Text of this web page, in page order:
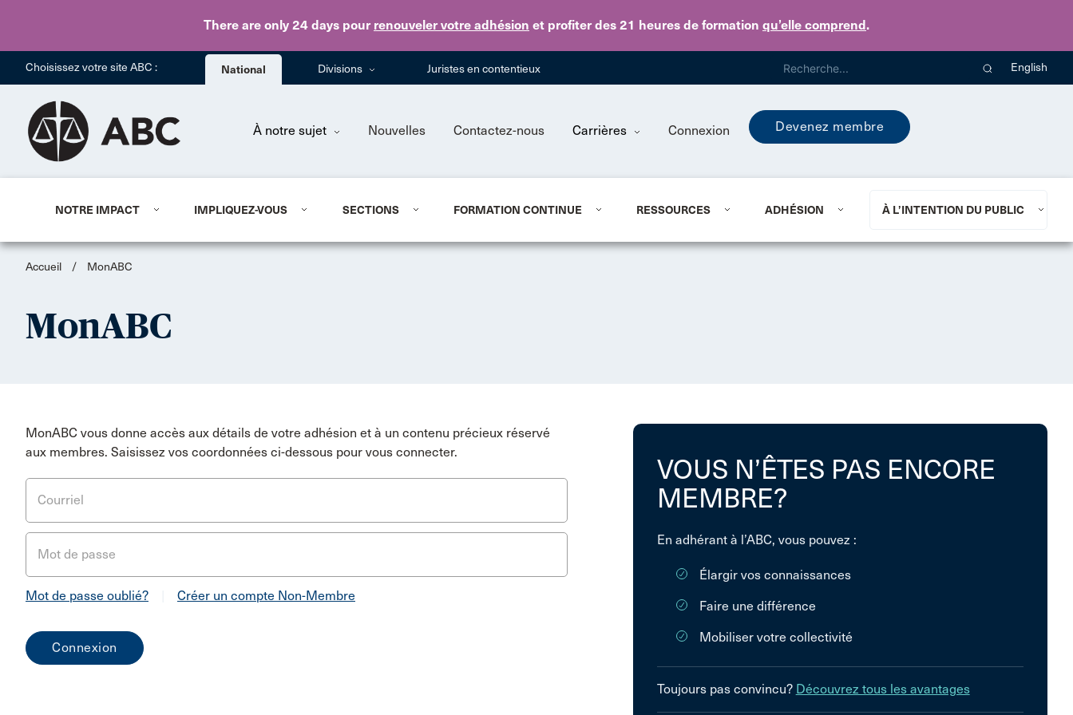
There are only 24 days pour renouveler votre adhésion et profiter des 21 heures de formation qu’elle comprend.
Skip to main content
Choisissez votre site ABC : National Divisions Juristes en contentieux English
À notre sujet Nouvelles Contactez-nous Carrières Connexion Devenez membre
NOTRE IMPACT IMPLIQUEZ-VOUS SECTIONS FORMATION CONTINUE RESSOURCES ADHÉSION À L’INTENTION DU PUBLIC
Accueil / MonABC
MonABC
MonABC vous donne accès aux détails de votre adhésion et à un contenu précieux réservé
aux membres. Saisissez vos coordonnées ci-dessous pour vous connecter.
Courriel
Mot de passe
Mot de passe oublié? Créer un compte Non-Membre
VOUS N’ÊTES PAS ENCORE
MEMBRE?
En adhérant à l’ABC, vous pouvez :
Élargir vos connaissances
Faire une différence
Mobiliser votre collectivité
Toujours pas convincu? Découvrez tous les avantages